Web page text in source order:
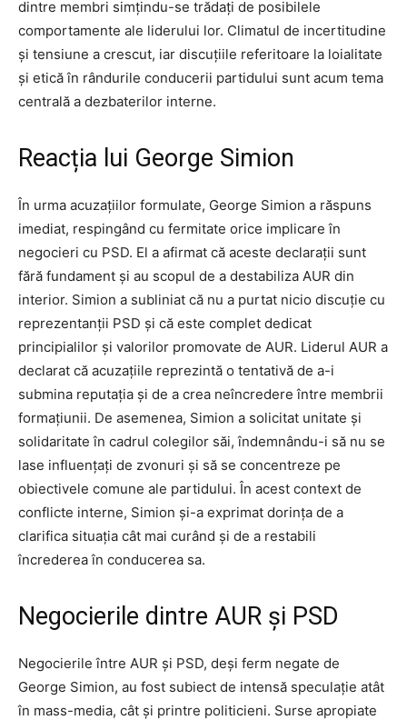
dintre membri simțindu-se trădați de posibilele
comportamente ale liderului lor. Climatul de incertitudine
și tensiune a crescut, iar discuțiile referitoare la loialitate
și etică în rândurile conducerii partidului sunt acum tema
centrală a dezbaterilor interne.
Reacția lui George Simion
În urma acuzațiilor formulate, George Simion a răspuns
imediat, respingând cu fermitate orice implicare în
negocieri cu PSD. El a afirmat că aceste declarații sunt
fără fundament și au scopul de a destabiliza AUR din
interior. Simion a subliniat că nu a purtat nicio discuție cu
reprezentanții PSD și că este complet dedicat
principialilor și valorilor promovate de AUR. Liderul AUR a
declarat că acuzațiile reprezintă o tentativă de a-i
submina reputația și de a crea neîncredere între membrii
formațiunii. De asemenea, Simion a solicitat unitate și
solidaritate în cadrul colegilor săi, îndemnându-i să nu se
lase influențați de zvonuri și să se concentreze pe
obiectivele comune ale partidului. În acest context de
conflicte interne, Simion și-a exprimat dorința de a
clarifica situația cât mai curând și de a restabili
încrederea în conducerea sa.
Negocierile dintre AUR și PSD
Negocierile între AUR și PSD, deși ferm negate de
George Simion, au fost subiect de intensă speculație atât
în mass-media, cât și printre politicieni. Surse apropiate